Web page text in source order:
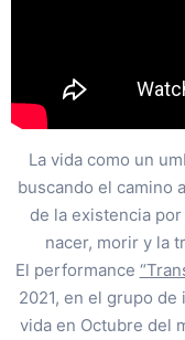
La vida como un
buscando el camino
de la existencia
nacer, morir y la
El performance
2021, en el grupo de
vida en Octubre del